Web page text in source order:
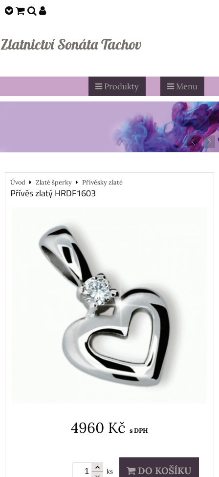
Zlatnictví Sonáta Tachov
Produkty Menu
Úvod Zlaté šperky Přívěsky zlaté
Přívěs zlatý HRDF1603
4960 Kč s DPH
ks DO KOŠÍKU